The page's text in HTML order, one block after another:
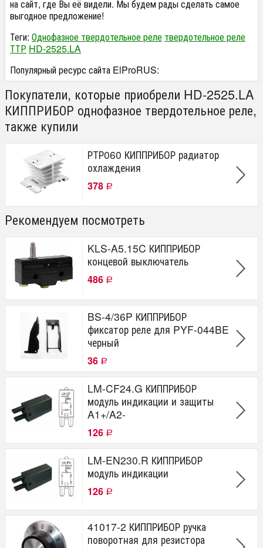
на сайт, где Вы её видели. Мы будем рады сделать самое
выгодное предложение!
Теги: Однофазное твердотельное реле твердотельное реле
ТТР HD-2525.LA
Популярный ресурс сайта ElProRUS:
Покупатели, которые приобрели HD-2525.LA
КИППРИБОР однофазное твердотельное реле,
также купили
РТР060 КИППРИБОР радиатор
охлаждения
378 Р
Рекомендуем посмотреть
KLS-A5.15C КИППРИБОР
концевой выключатель
486 Р
BS-4/36P КИППРИБОР
фиксатор реле для PYF-044BE
черный
36 Р
LM-CF24.G КИППРИБОР
модуль индикации и защиты
A1+/A2-
126 Р
LM-EN230.R КИППРИБОР
модуль индикации
126 Р
41017-2 КИППРИБОР ручка
поворотная для резистора